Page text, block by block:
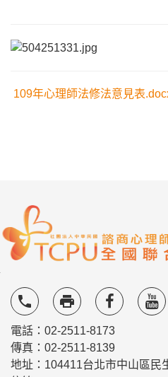
109年心理師法修法意見表
local_phone local_printshop
電話：02-2511-8173
傳真：02-2511-8139
地址：104411台北市中山區民